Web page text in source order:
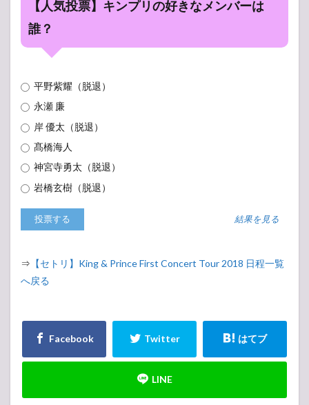
【人気投票】キンプリの好きなメンバーは
誰？
平野紫耀（脱退）
永瀬 廉
岸 優太（脱退）
髙橋海人
神宮寺勇太（脱退）
岩橋玄樹（脱退）
結果を見る
⇒ 【セトリ】King & Prince First Concert Tour 2018 日程一覧
へ戻る